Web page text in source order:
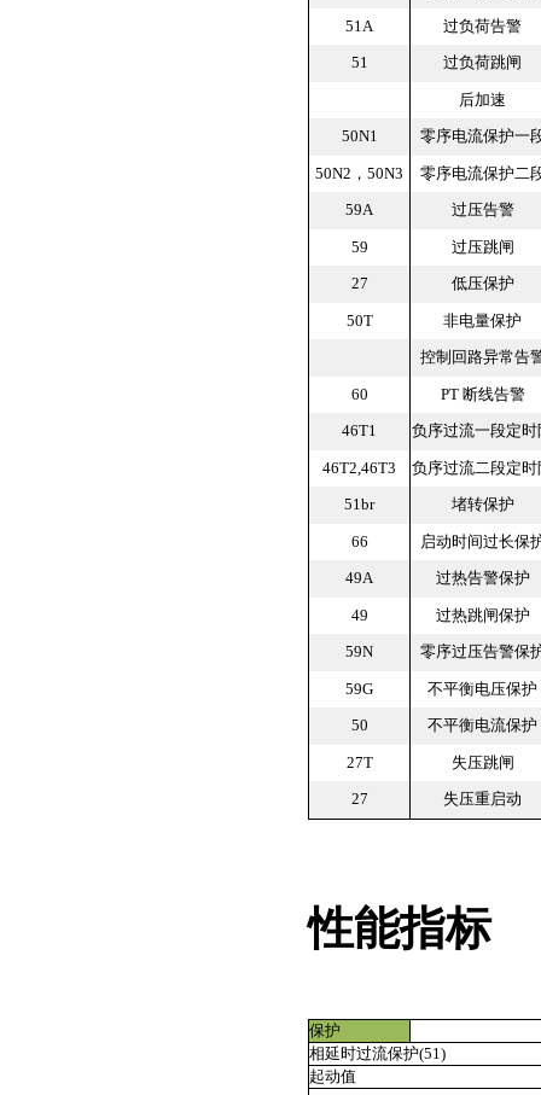
51A 过负荷告警
51 过负荷跳闸
后加速
50N1 零序电流保护一
50N2，50N3 零序电流保护二
59A 过压告警
59 过压跳闸
27 低压保护
50T 非电量保护
控制回路异常告
60 PT 断线告警
46T1 负序过流一段定时
46T2,46T3 负序过流二段定时
51br 堵转保护
66 启动时间过长保
49A 过热告警保护
49 过热跳闸保护
59N 零序过压告警保
59G 不平衡电压保护
50 不平衡电流保护
27T 失压跳闸
27 失压重启动
性能指标
保护
相延时过流保护(51)
起动值